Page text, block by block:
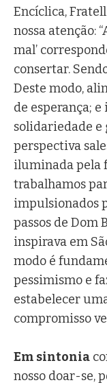
Encíclica,
nossa atenção:
mal’
consertar.
Deste modo,
de esperança;
solidariedade e
perspectiva
iluminada pela
trabalhamos
impulsionados
passos de Dom
inspirava em
modo é
pessimismo e
estabelecer
compromisso
Em sintonia
nosso doar-se,